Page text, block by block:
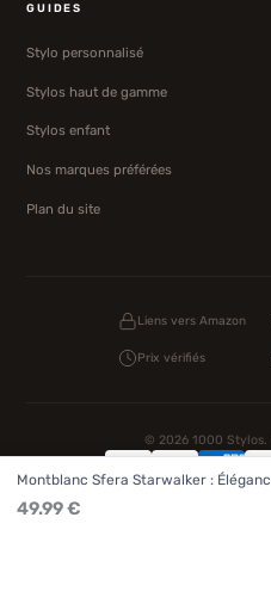
GUIDES
Stylo personnalisé
Stylos haut de gamme
Stylos enfant
Nos marques préférées
Plan du site
Liens vers Amazon
Prix vérifiés
© 2026 1000 Stylos.
Confidentialité
Montblanc Sfera Starwalker :
49.99 €